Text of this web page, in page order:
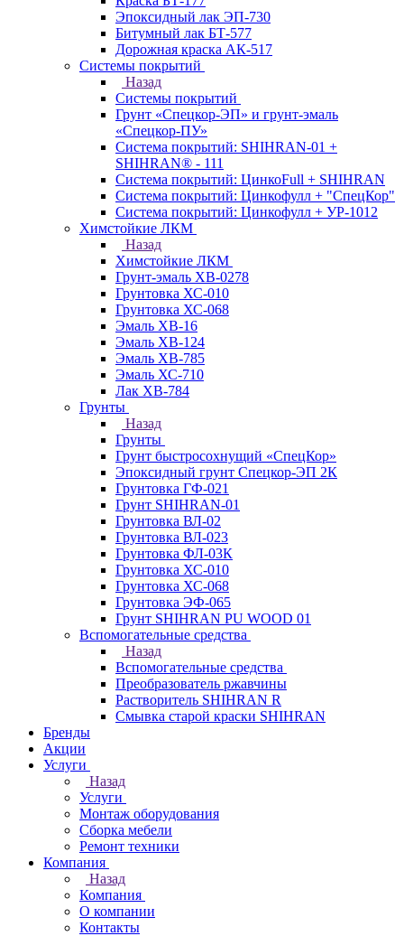
Эпоксидный лак ЭП-730
Битумный лак БТ-577
Дорожная краска АК-517
Системы покрытий
Назад
Системы покрытий
Грунт «Спецкор-ЭП» и грунт-эмаль
«Спецкор-ПУ»
Система покрытий: SHIHRAN-01 +
SHIHRAN® - 111
Система покрытий: ЦинкоFull + SHIHRAN
Система покрытий: Цинкофулл + "СпецКор"
Система покрытий: Цинкофулл + УР-1012
Химстойкие ЛКМ
Назад
Химстойкие ЛКМ
Грунт-эмаль ХВ-0278
Грунтовка ХС-010
Грунтовка ХС-068
Эмаль ХВ-16
Эмаль ХВ-124
Эмаль ХВ-785
Эмаль ХС-710
Лак ХВ-784
Грунты
Назад
Грунты
Грунт быстросохнущий «СпецКор»
Эпоксидный грунт Спецкор-ЭП 2К
Грунтовка ГФ-021
Грунт SHIHRAN-01
Грунтовка ВЛ-02
Грунтовка ВЛ-023
Грунтовка ФЛ-03К
Грунтовка ХС-010
Грунтовка ХС-068
Грунтовка ЭФ-065
Грунт SHIHRAN PU WOOD 01
Вспомогательные средства
Назад
Вспомогательные средства
Преобразователь ржавчины
Растворитель SHIHRAN R
Смывка старой краски SHIHRAN
Бренды
Акции
Услуги
Назад
Услуги
Монтаж оборудования
Сборка мебели
Ремонт техники
Компания
Назад
Компания
О компании
Контакты